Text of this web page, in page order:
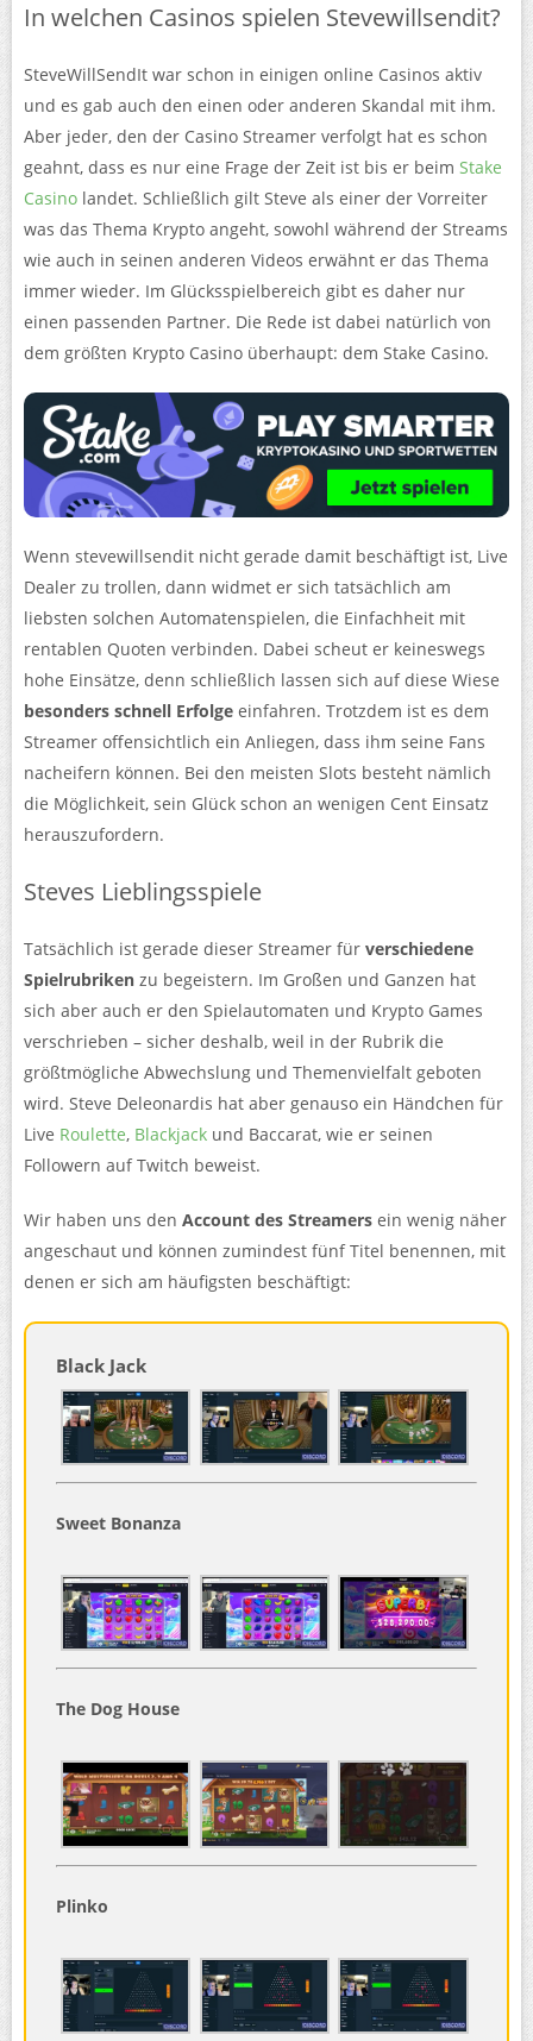
In welchen Casinos spielen Stevewillsendit?
SteveWillSendIt war schon in einigen online Casinos aktiv
und es gab auch den einen oder anderen Skandal mit ihm.
Aber jeder, den der Casino Streamer verfolgt hat es schon
geahnt, dass es nur eine Frage der Zeit ist bis er beim Stake
Casino landet. Schließlich gilt Steve als einer der Vorreiter
was das Thema Krypto angeht, sowohl während der Streams
wie auch in seinen anderen Videos erwähnt er das Thema
immer wieder. Im Glücksspielbereich gibt es daher nur
einen passenden Partner. Die Rede ist dabei natürlich von
dem größten Krypto Casino überhaupt: dem Stake Casino.
Wenn stevewillsendit nicht gerade damit beschäftigt ist, Live
Dealer zu trollen, dann widmet er sich tatsächlich am
liebsten solchen Automatenspielen, die Einfachheit mit
rentablen Quoten verbinden. Dabei scheut er keineswegs
hohe Einsätze, denn schließlich lassen sich auf diese Wiese
besonders schnell Erfolge einfahren. Trotzdem ist es dem
Streamer offensichtlich ein Anliegen, dass ihm seine Fans
nacheifern können. Bei den meisten Slots besteht nämlich
die Möglichkeit, sein Glück schon an wenigen Cent Einsatz
herauszufordern.
Steves Lieblingsspiele
Tatsächlich ist gerade dieser Streamer für verschiedene
Spielrubriken zu begeistern. Im Großen und Ganzen hat
sich aber auch er den Spielautomaten und Krypto Games
verschrieben – sicher deshalb, weil in der Rubrik die
größtmögliche Abwechslung und Themenvielfalt geboten
wird. Steve Deleonardis hat aber genauso ein Händchen für
Live Roulette, Blackjack und Baccarat, wie er seinen
Followern auf Twitch beweist.
Wir haben uns den Account des Streamers ein wenig näher
angeschaut und können zumindest fünf Titel benennen, mit
denen er sich am häufigsten beschäftigt:
Black Jack
Sweet Bonanza
The Dog House
Plinko